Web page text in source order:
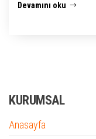
Devamını oku
KURUMSAL
Anasayfa